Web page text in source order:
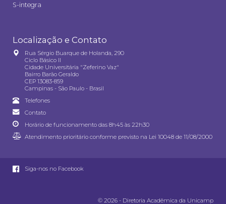
S-integra
Localização e Contato
Rua Sérgio Buarque de Holanda, 290
Ciclo Básico II
Cidade Universitária "Zeferino Vaz"
Bairro Barão Geraldo
CEP 13083-859
Campinas - São Paulo - Brasil
Telefones
Contato
Horário de funcionamento das 8h45 às 22h30
Atendimento prioritário conforme previsto na Lei 10048 de 11/08/2000
Siga-nos no Facebook
© 2026 - Diretoria Acadêmica da Unicamp